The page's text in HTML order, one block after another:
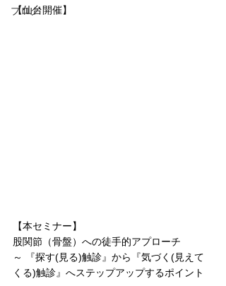
ブログ
【仙台開催】
【本セミナー】
股関節（骨盤）への徒手的アプローチ
～ 『探す(見る)触診』から『気づく(見えて
くる)触診』へステップアップするポイント